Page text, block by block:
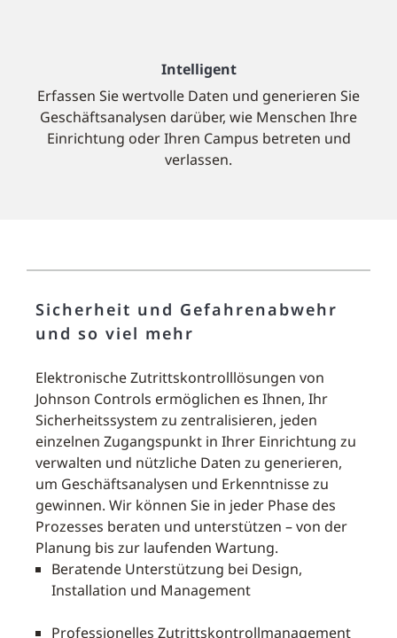
Intelligent
Erfassen Sie wertvolle Daten und generieren Sie
Geschäftsanalysen darüber, wie Menschen Ihre
Einrichtung oder Ihren Campus betreten und
verlassen.
Sicherheit und Gefahrenabwehr
und so viel mehr
Elektronische Zutrittskontrolllösungen von
Johnson Controls ermöglichen es Ihnen, Ihr
Sicherheitssystem zu zentralisieren, jeden
einzelnen Zugangspunkt in Ihrer Einrichtung zu
verwalten und nützliche Daten zu generieren,
um Geschäftsanalysen und Erkenntnisse zu
gewinnen. Wir können Sie in jeder Phase des
Prozesses beraten und unterstützen – von der
Planung bis zur laufenden Wartung.
Beratende Unterstützung bei Design,
Installation und Management
Professionelles Zutrittskontrollmanagement